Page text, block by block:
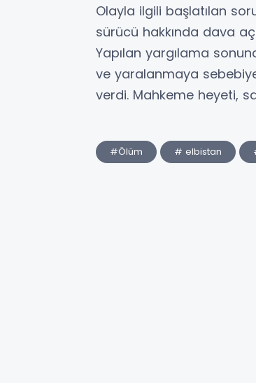
Olayla ilgili başlatılan
sürücü hakkında dava
Yapılan yargılama
ve yaralanmaya
verdi. Mahkeme heyeti,
#Ölüm # elbistan